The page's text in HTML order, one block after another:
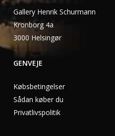
Gallery Henrik Schurmann
Kronborg 4a
3000 Helsingør
GENVEJE
Købsbetingelser
Sådan køber du
Privatlivspolitik